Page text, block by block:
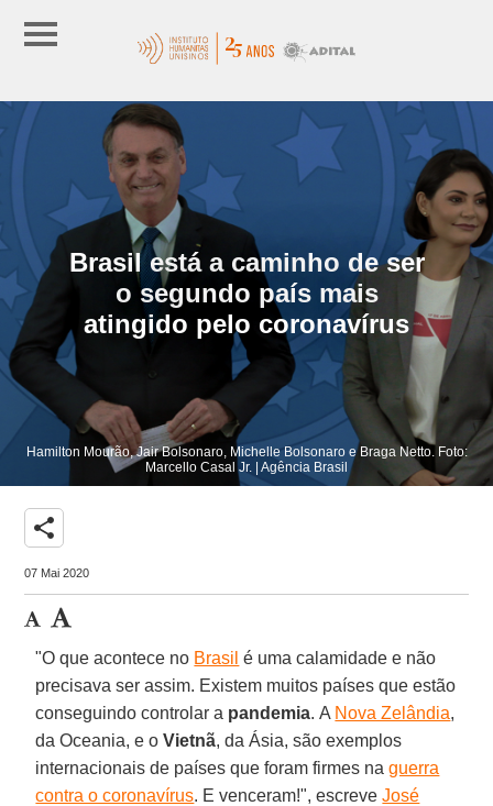
Brasil está a caminho de ser
o segundo país mais
atingido pelo coronavírus
Hamilton Mourão, Jair Bolsonaro, Michelle Bolsonaro e Braga Netto. Foto:
Marcello Casal Jr. | Agência Brasil
share
07 Mai 2020
"O que acontece no Brasil é uma calamidade e não
precisava ser assim. Existem muitos países que estão
conseguindo controlar a pandemia. A Nova Zelândia,
da Oceania, e oVietnã, da Ásia, são exemplos
internacionais de países que foram firmes naguerra
contra o coronavírus. E venceram!", escreveJosé